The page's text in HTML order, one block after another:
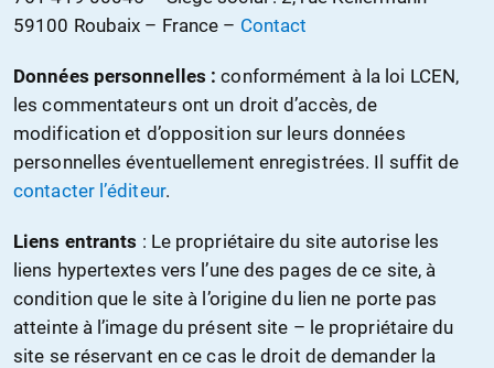
DON
59100 Roubaix – France – Contact
Données personnelles : conformément à la loi LCEN,
les commentateurs ont un droit d’accès, de
modification et d’opposition sur leurs données
personnelles éventuellement enregistrées. Il suffit de
contacter l’éditeur.
Liens entrants : Le propriétaire du site autorise les
liens hypertextes vers l’une des pages de ce site, à
condition que le site à l’origine du lien ne porte pas
atteinte à l’image du présent site – le propriétaire du
site se réservant en ce cas le droit de demander la